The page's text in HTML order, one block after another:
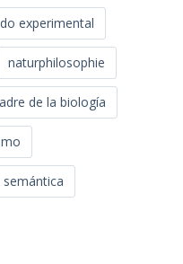
experimental
naturphilosophie
de la biología